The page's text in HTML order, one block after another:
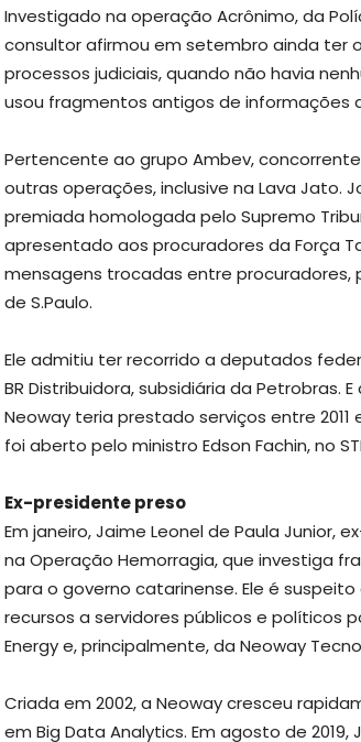
Investigado na operação Acrônimo, da
consultor afirmou em setembro ainda ter
processos judiciais, quando não havia
usou fragmentos antigos de informações
Pertencente ao grupo Ambev,
outras operações, inclusive na Lava Jato.
premiada homologada pelo Supremo
apresentado aos procuradores da Força
mensagens trocadas entre procuradores,
de S.Paulo.
Ele admitiu ter recorrido a deputados
BR Distribuidora, subsidiária da Petrobras.
Neoway teria prestado serviços entre 2011
foi aberto pelo ministro Edson Fachin, no
Ex-presidente preso
Em janeiro, Jaime Leonel de Paula Junior,
na Operação Hemorragia, que investiga
para o governo catarinense. Ele é
recursos a servidores públicos e políticos
Energy e, principalmente, da Neoway
Criada em 2002, a Neoway cresceu
em Big Data Analytics. Em agosto de